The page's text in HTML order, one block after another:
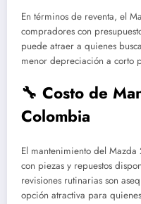
En términos de reventa, el
compradores con
puede atraer a quienes
menor depreciación a corto
🔧 Costo de
Colombia
El mantenimiento del
con piezas y repuestos
revisiones rutinarias son
opción atractiva para